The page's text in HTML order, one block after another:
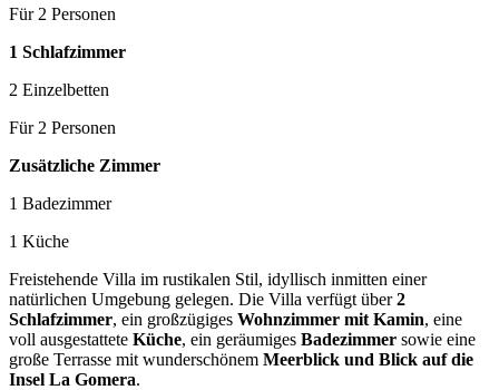
Für 2 Personen
1 Schlafzimmer
2 Einzelbetten
Für 2 Personen
Zusätzliche Zimmer
1 Badezimmer
1 Küche
Freistehende Villa im rustikalen Stil, idyllisch inmitten einer
natürlichen Umgebung gelegen. Die Villa verfügt über2
Schlafzimmer, ein großzügiges Wohnzimmer mit Kamin, eine
voll ausgestattete Küche, ein geräumiges Badezimmer sowie eine
große Terrasse mit wunderschönem Meerblick und Blick auf die
Insel La Gomera.